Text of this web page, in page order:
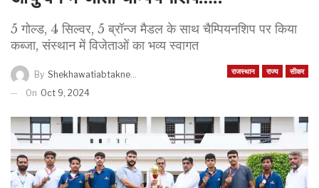
5 गोल्ड, 4 सिल्वर, 5 ब्रॉन्ज मैडल के साथ चैम्पियनशिप पर किया
कब्जा, संस्थान में विजेताओं का भव्य स्वागत
राजस्थान राज्य सीकर
By Shekhawatiabtaknews
On Oct 9, 2024